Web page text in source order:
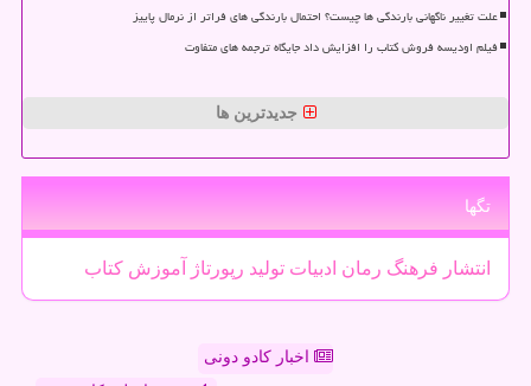
علت تغییر ناگهانی بارندگی ها چیست؟ احتمال بارندگی های فراتر از نرمال پاییز
فیلم اودیسه فروش کتاب را افزایش داد جایگاه ترجمه های متفاوت
جدیدترین ها
تگها
انتشار فرهنگ رمان ادبیات تولید رپورتاژ آموزش كتاب
اخبار کادو دونی